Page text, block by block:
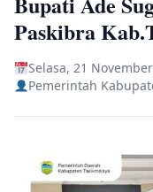
Paskibra
Selasa, 21
Pemerintah